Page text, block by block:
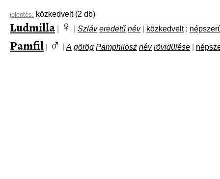
jelentés: közkedvelt(2 db)
Ludmilla ♀ Szláv eredetű név közkedvelt ;
Pamfil ♂ A görög Pamphilosz név rövidülése